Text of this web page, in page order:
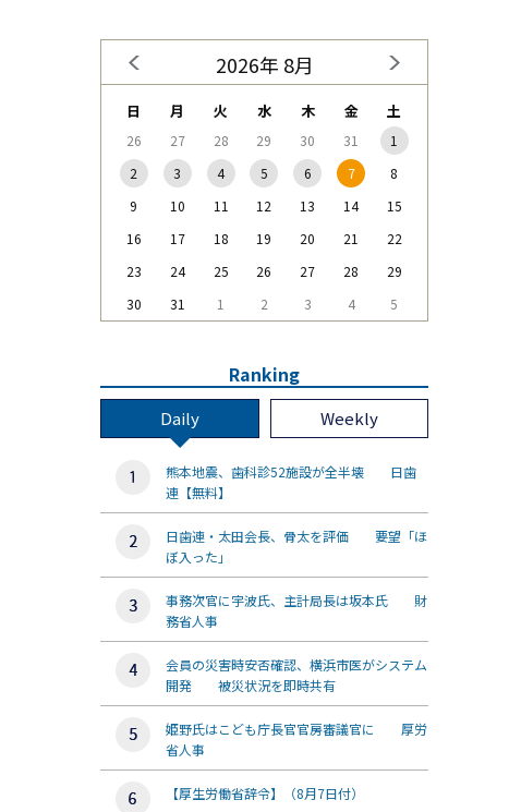
2026年 8月
日 月 火 水 木 金 土
26 27 28 29 30 31
1
2
3 4 5 6 7
8
9
10 11 12 13 14
15
16
17 18 19 20 21
22
23
24 25 26 27 28
29
30
31 1 2 3 4 5
Ranking
Daily Weekly
熊本地震、歯科診52施設が全半壊 日歯
連【無料】
日歯連・太田会長、骨太を評価 要望「ほ
ぼ入った」
事務次官に宇波氏、主計局長は坂本氏 財
務省人事
会員の災害時安否確認、横浜市医がシステム
開発 被災状況を即時共有
姫野氏はこども庁長官官房審議官に 厚労
省人事
【厚生労働省辞令】（8月7日付）